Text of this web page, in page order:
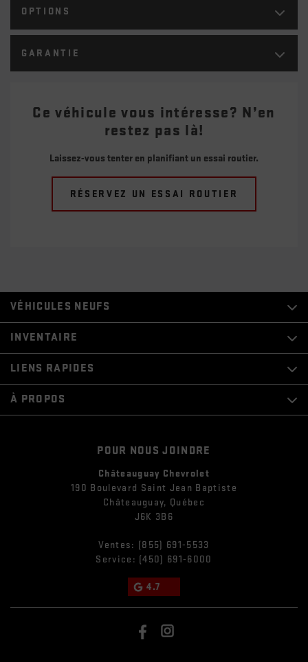
OPTIONS
GARANTIE
Ce véhicule vous intéresse? N’en
restez pas là!
Laissez-vous tenter en planifiant un essai routier.
RÉSERVEZ UN ESSAI ROUTIER
POUR NOUS JOINDRE
Châteauguay Chevrolet
190 Boulevard Saint Jean Baptiste
Châteauguay, Québec
J6K 3B6
Ventes: (855) 691-5533
Service: (450) 691-6000
4.7
VÉHICULES NEUFS
INVENTAIRE
LIENS RAPIDES
À PROPOS